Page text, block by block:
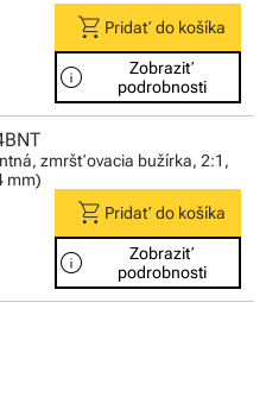
shopping_cart Pridať do košíka
info
Zobraziť
podrobnosti
zmršťovacia bužírka, 2:1,
mm)
shopping_cart Pridať do košíka
info
Zobraziť
podrobnosti